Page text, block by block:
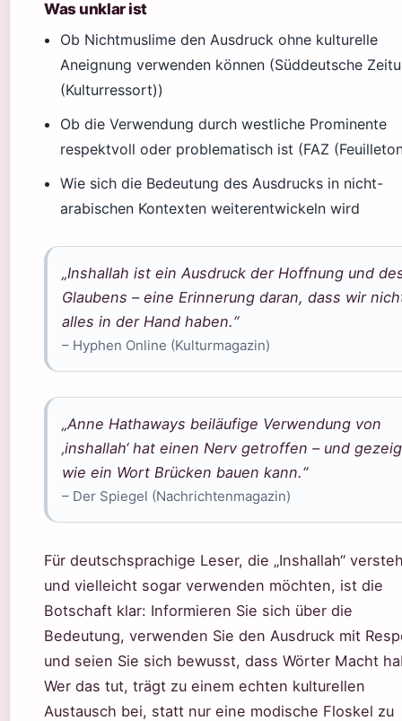
Was unklar ist
Ob Nichtmuslime den Ausdruck ohne kulturelle
Aneignung verwenden können (Süddeutsche
(Kulturressort))
Ob die Verwendung durch westliche Prominente
respektvoll oder problematisch ist (FAZ
Wie sich die Bedeutung des Ausdrucks in nicht-
arabischen Kontexten weiterentwickeln wird
„Inshallah ist ein Ausdruck der Hoffnung und
Glaubens – eine Erinnerung daran, dass wir
alles in der Hand haben.“
– Hyphen Online (Kulturmagazin)
„Anne Hathaways beiläufige Verwendung von
‚inshallah‘ hat einen Nerv getroffen – und
wie ein Wort Brücken bauen kann.“
– Der Spiegel (Nachrichtenmagazin)
Für deutschsprachige Leser, die „Inshallah“
und vielleicht sogar verwenden möchten, ist die
Botschaft klar: Informieren Sie sich über die
Bedeutung, verwenden Sie den Ausdruck mit
und seien Sie sich bewusst, dass Wörter Macht
Wer das tut, trägt zu einem echten kulturellen
Austausch bei, statt nur eine modische Floskel zu